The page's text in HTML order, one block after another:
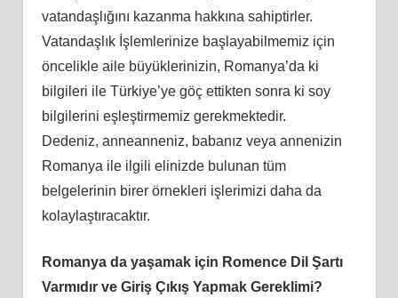
vatandaşlığını kazanma hakkına sahiptirler.
Vatandaşlık İşlemlerinize başlayabilmemiz için
öncelikle aile büyüklerinizin, Romanya’da ki
bilgileri ile Türkiye’ye göç ettikten sonra ki soy
bilgilerini eşleştirmemiz gerekmektedir.
Dedeniz, anneanneniz, babanız veya annenizin
Romanya ile ilgili elinizde bulunan tüm
belgelerinin birer örnekleri işlerimizi daha da
kolaylaştıracaktır.
Romanya da yaşamak için Romence Dil Şartı
Varmıdır ve Giriş Çıkış Yapmak Gereklimi?